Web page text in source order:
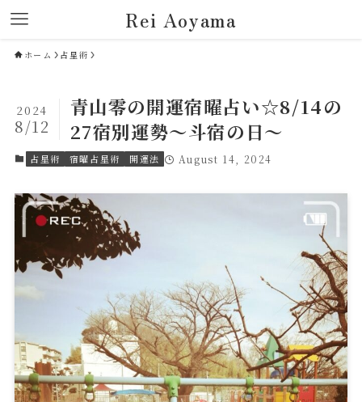
Rei Aoyama
ホーム 占星術
青山零の開運宿曜占い☆8/14の
27宿別運勢～斗宿の日～
2024
8/12
占星術 宿曜占星術 開運法 August 14, 2024